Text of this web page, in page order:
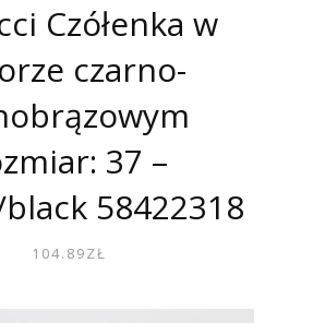
Czółenka w
czarno-
37 –
58422318
104.89ZŁ